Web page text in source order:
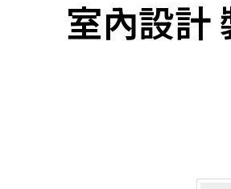
室內設計